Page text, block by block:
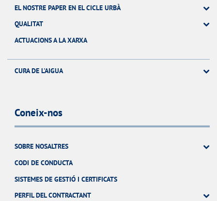
EL NOSTRE PAPER EN EL CICLE URBÀ
QUALITAT
ACTUACIONS A LA XARXA
CURA DE L'AIGUA
Coneix-nos
SOBRE NOSALTRES
CODI DE CONDUCTA
SISTEMES DE GESTIÓ I CERTIFICATS
PERFIL DEL CONTRACTANT